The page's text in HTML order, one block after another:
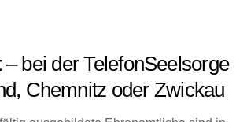
– bei der TelefonSeelsorge
Chemnitz oder Zwickau